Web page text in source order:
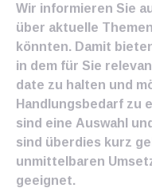
Wir informieren Sie
über aktuelle
könnten. Damit
in dem für Sie
date zu halten und
Handlungsbedarf zu
sind eine Auswahl
sind überdies kurz
unmittelbaren
geeignet.